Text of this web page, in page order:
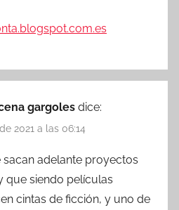
gargoles dice:
2021 a las 06:14
sacan adelante proyectos
que siendo películas
cintas de ficción, y uno de